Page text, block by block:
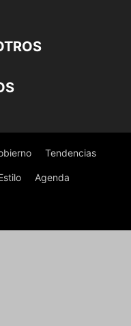
Tendencias
Agenda